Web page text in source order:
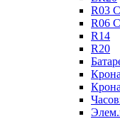
R03
R06
R14
R20